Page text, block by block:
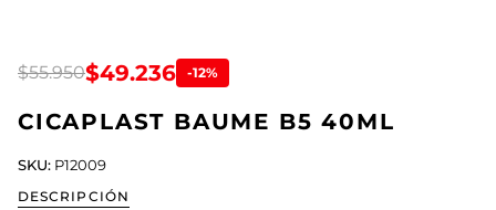
$55.950$49.236 -12%
CICAPLAST BAUME B5 40ML
SKU: P12009
DESCRIPCIÓN